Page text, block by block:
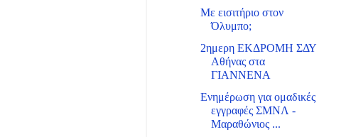
Με εισιτήριο στον
Όλυμπο;
2ημερη ΕΚΔΡΟΜΗ ΣΔΥ
Αθήνας στα
ΓΙΑΝΝΕΝΑ
Ενημέρωση για ομαδικές
εγγραφές ΣΜΝΛ -
Μαραθώνιος ...